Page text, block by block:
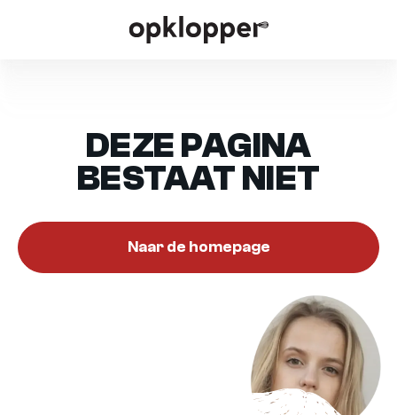
DEZE PAGINA
BESTAAT NIET
Naar de homepage